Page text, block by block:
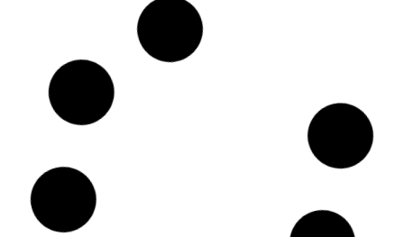
Jusqu'à -20%
Avec Toody